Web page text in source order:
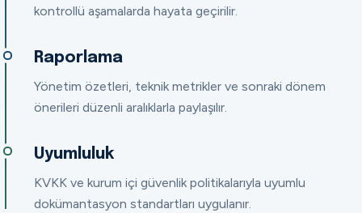
kontrollü aşamalarda hayata geçirilir.
Raporlama
Yönetim özetleri, teknik metrikler ve sonraki dönem
önerileri düzenli aralıklarla paylaşılır.
Uyumluluk
KVKK ve kurum içi güvenlik politikalarıyla uyumlu
dokümantasyon standartları uygulanır.